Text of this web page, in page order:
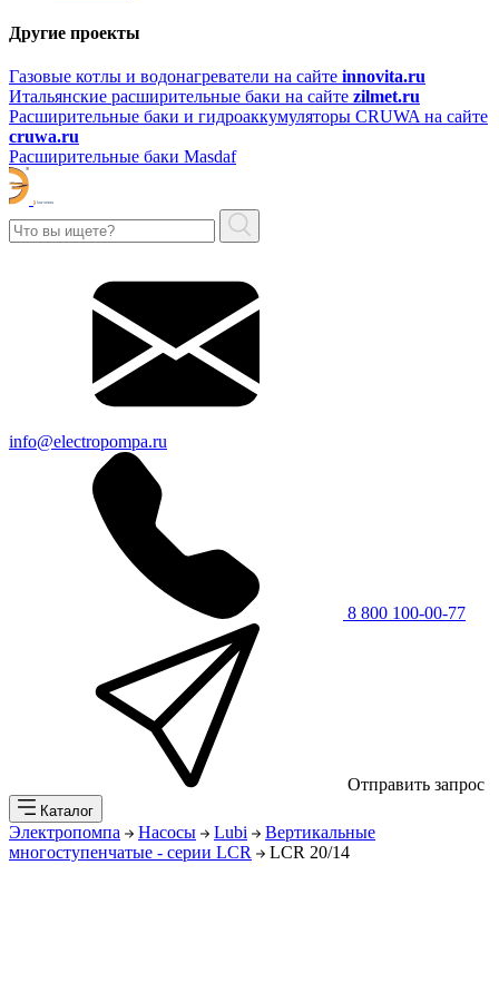
Другие проекты
Газовые котлы и водонагреватели на сайте innovita.ru
Итальянские расширительные баки на сайте zilmet.ru
Расширительные баки и гидроаккумуляторы CRUWA на сайте
cruwa.ru
Расширительные баки Masdaf
info@electropompa.ru
8 800 100-00-77
Отправить запрос
Каталог
Электропомпа Насосы Lubi
Вертикальные
многоступенчатые - серии LCR
LCR 20/14